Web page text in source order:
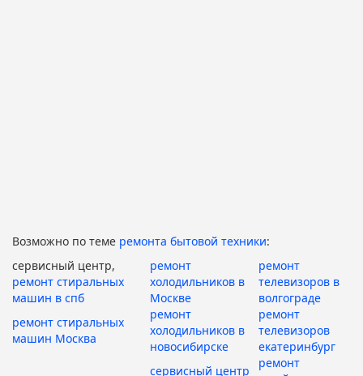
Возможно по теме ремонта бытовой техники:
сервисный центр,
ремонт стиральных
машин в спб
ремонт
холодильников в
Москве
ремонт
телевизоров в
волгограде
ремонт стиральных
машин Москва
ремонт
холодильников в
новосибирске
ремонт
телевизоров
екатеринбург
сервисный центр
ремонт